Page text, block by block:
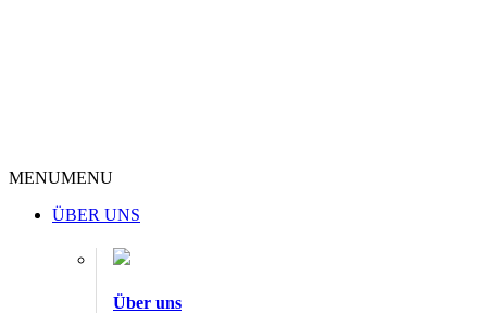
MENUMENU
ÜBER UNS
Über uns